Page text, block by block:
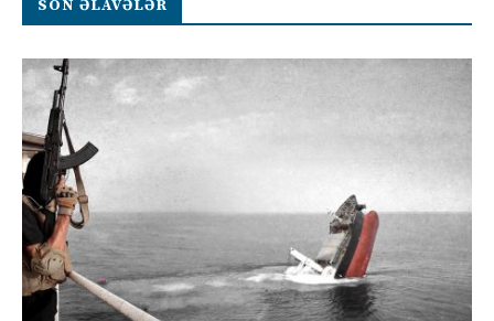
SON ƏLAVƏLƏR